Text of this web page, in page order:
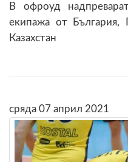
В офроуд
екипажа от България,
Казахстан
сряда 07 април 2021